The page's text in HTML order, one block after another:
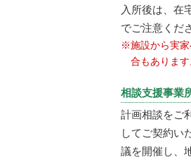
入所後は、在
でご注意くだ
※施設から実家
合もあります
相談支援事業
計画相談をご
してご契約い
議を開催し、